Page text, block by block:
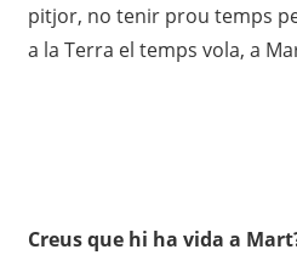
pitjor, no tenir prou temps
a la Terra el temps vola, a
Creus que hi ha vida a